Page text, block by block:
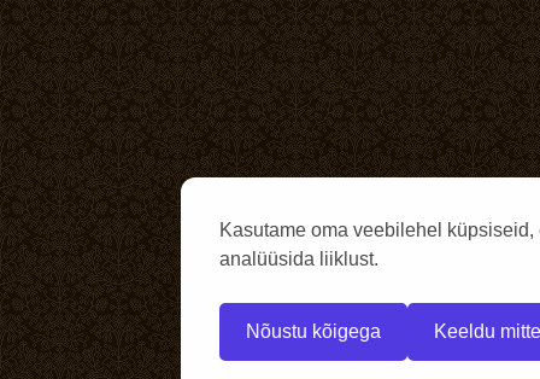
Kasutame oma veebilehel
analüüsida liiklust.
Nõustu kõigega Keeldu